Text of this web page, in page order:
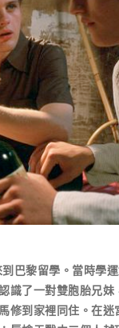
巴黎留學。當時學
識了一對雙胞胎兄妹
修到家裡同住。在迷